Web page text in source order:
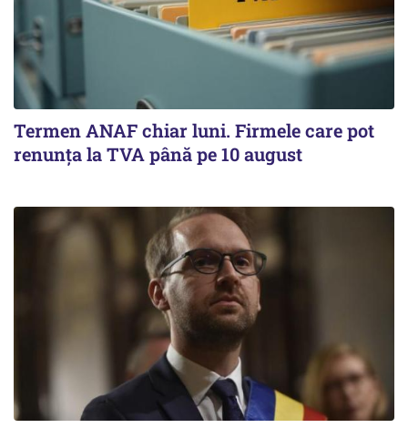
Termen ANAF chiar luni. Firmele care pot
renunța la TVA până pe 10 august